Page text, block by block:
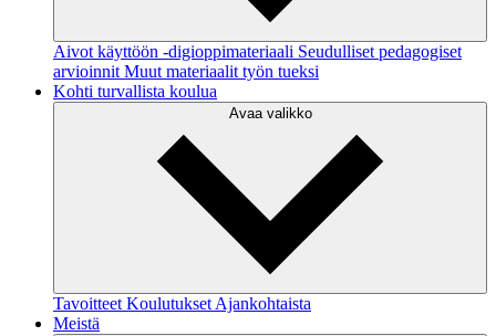
Aivot käyttöön -digioppimateriaali Seudulliset pedagogiset
arvioinnit Muut materiaalit työn tueksi
Kohti turvallista koulua
Avaa valikko
Tavoitteet Koulutukset Ajankohtaista
Meistä